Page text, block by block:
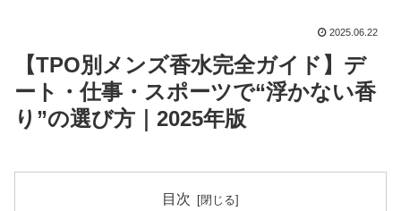
2025.06.22
【TPO別メンズ香水完全ガイド】デ
ート・仕事・スポーツで“浮かない香
り”の選び方｜2025年版
目次